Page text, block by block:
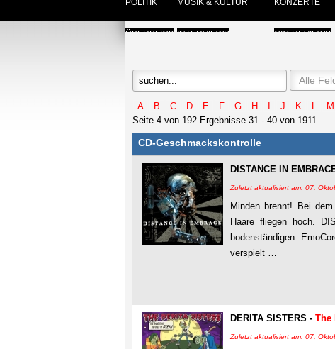
POLITIK
ÜBERBLICK
MUSIK & KULTUR
INTERVIEWS
SONSTIGES
ÜBERBLICK
KONZERTE
GIG-REVIEWS
ÜBERBLICK
A B C D E F G H J K L M
Seite 4 von 192 Ergebnisse 31 - 40 von 1911
CD-Geschmackskontrolle
DISTANCE IN
Zuletzt aktualisiert am: 07.
Minden brennt! Bei
Haare fliegen hoch.
bodenständigen
verspielt …
DERITA SISTERS - The
Zuletzt aktualisiert am: 07.